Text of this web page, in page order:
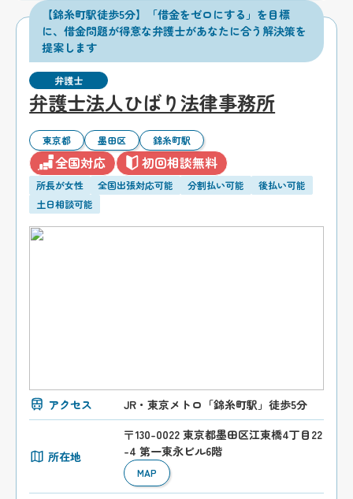
【錦糸町駅徒歩5分】「借金をゼロにする」を目標
に、借金問題が得意な弁護士があなたに合う解決策を
提案します
弁護士
弁護士法人ひばり法律事務所
東京都 墨田区 錦糸町駅
全国対応 初回相談無料
所長が女性 全国出張対応可能 分割払い可能
後払い可能
土日相談可能
アクセス JR・東京メトロ「錦糸町駅」徒歩5分
所在地
〒130-0022 東京都墨田区江東橋4丁目22
-4 第一東永ビル6階
MAP